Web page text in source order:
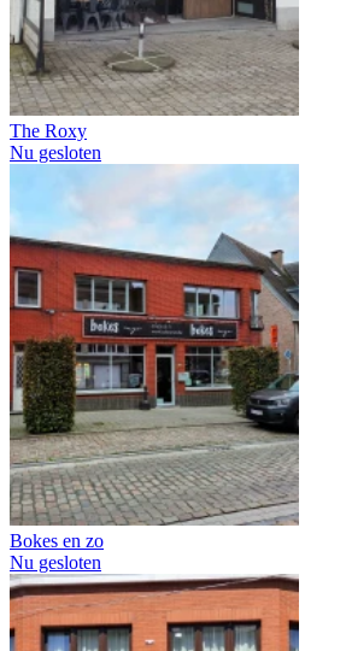
The Roxy
Nu gesloten
Bokes en zo
Nu gesloten